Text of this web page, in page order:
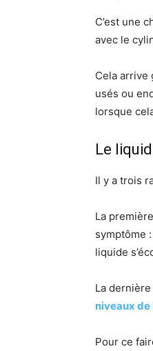
C’est une
avec le
Cela arrive
usés ou
lorsque
Le
Il y a trois
La
symptôme
liquide
La
niveaux
Pour ce